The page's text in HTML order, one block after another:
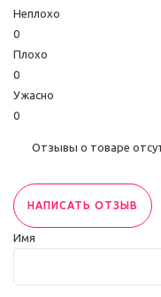
Неплохо
0
Плохо
0
Ужасно
0
Отзывы о товаре
НАПИСАТЬ ОТЗЫВ
Имя